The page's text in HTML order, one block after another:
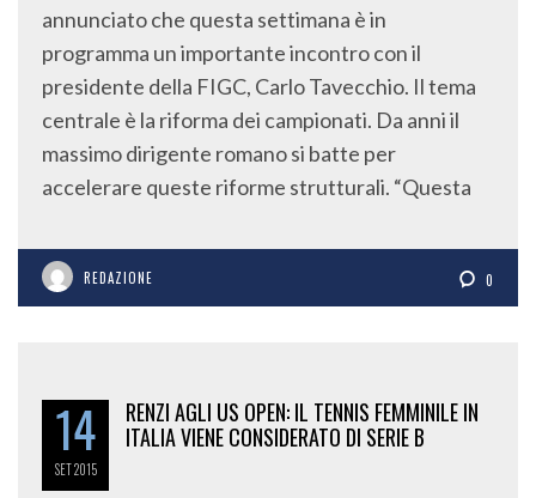
annunciato che questa settimana è in
programma un importante incontro con il
presidente della FIGC, Carlo Tavecchio. Il tema
centrale è la riforma dei campionati. Da anni il
massimo dirigente romano si batte per
accelerare queste riforme strutturali. “Questa
REDAZIONE 0
14
SET2015
RENZI AGLI US OPEN: IL TENNIS FEMMINILE IN
ITALIA VIENE CONSIDERATO DI SERIE B